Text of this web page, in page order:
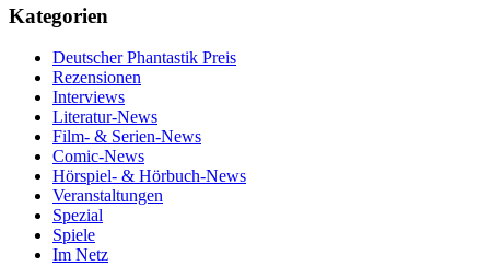
Kategorien
Deutscher Phantastik Preis
Rezensionen
Interviews
Literatur-News
Film- & Serien-News
Comic-News
Hörspiel- & Hörbuch-News
Veranstaltungen
Spezial
Spiele
Im Netz